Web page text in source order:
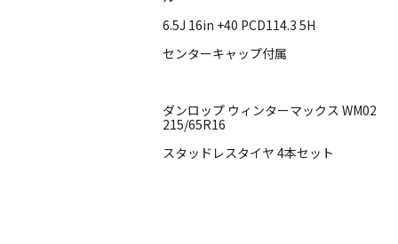
6.5J 16in +40 PCD114.3 5H
センターキャップ付属
ダンロップ ウィンターマックス WM02
215/65R16
スタッドレスタイヤ 4本セット